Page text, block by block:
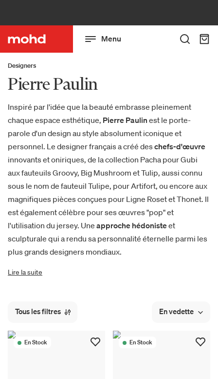
Menu
Designers
Pierre Paulin
Inspiré par l'idée que la beauté embrasse pleinement
chaque espace esthétique, Pierre Paulin est le porte-
parole d'un design au style absolument iconique et
personnel. Le designer français a créé deschefs-d'œuvre
innovants et oniriques, de la collection Pacha pour Gubi
aux fauteuils Groovy, Big Mushroom et Tulip, aussi connu
sous le nom de fauteuil Tulipe, pour Artifort, ou encore aux
magnifiques pièces conçues pour Ligne Roset et Thonet. Il
est également célèbre pour ses œuvres "pop" et
l'utilisation du jersey. Une approche hédonisteet
sculpturale qui a rendu sa personnalité éternelle parmi les
plus grands designers mondiaux.
Lire la suite
Tous les filtres En vedette
En Stock En Stock